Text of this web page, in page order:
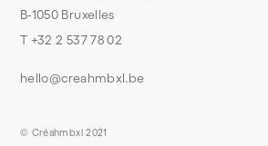
B-1050 Bruxelles
T +32 2 537 78 02
hello@creahmbxl.be
© Créahmbxl 2021